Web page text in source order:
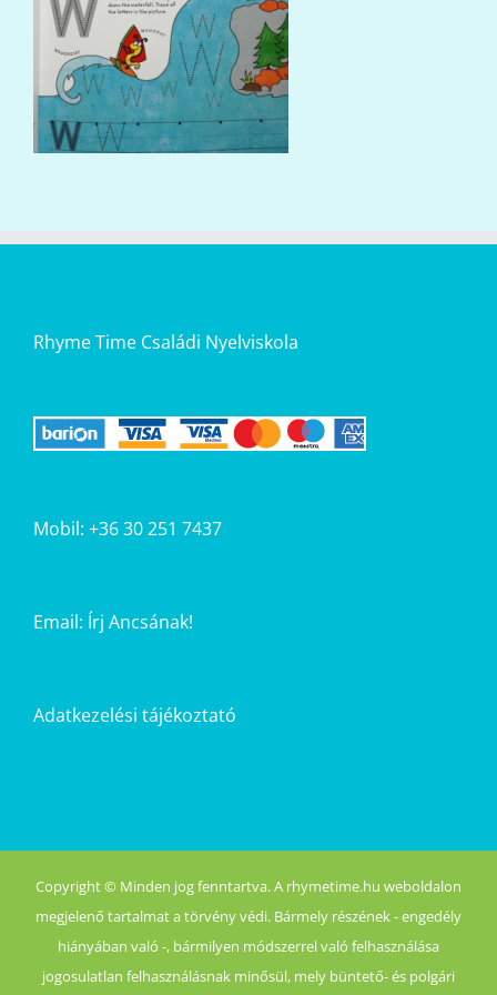
Rhyme Time Családi Nyelviskola
Mobil: +36 30 251 7437
Email: Írj Ancsának!
Adatkezelési tájékoztató
Copyright © Minden jog fenntartva. A rhymetime.hu weboldalon
megjelenő tartalmat a törvény védi. Bármely részének - engedély
hiányában való -, bármilyen módszerrel való felhasználása
jogosulatlan felhasználásnak minősül, mely büntető- és polgári